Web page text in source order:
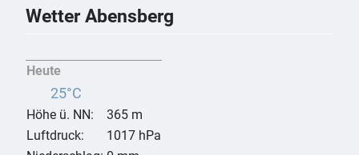
Wetter Abensberg
Heute
25°C
Höhe ü. NN:
365 m
Luftdruck:
1017 hPa